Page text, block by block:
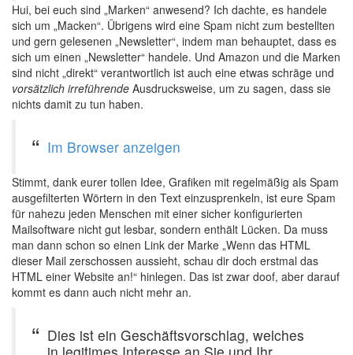
Hui, bei euch sind „Marken“ anwesend? Ich dachte, es handele
sich um „Macken“. Übrigens wird eine Spam nicht zum bestellten
und gern gelesenen „Newsletter“, indem man behauptet, dass es
sich um einen „Newsletter“ handele. Und Amazon und die Marken
sind nicht „direkt“ verantwortlich ist auch eine etwas schräge und
vorsätzlich irreführende Ausdrucksweise, um zu sagen, dass sie
nichts damit zu tun haben.
Im Browser anzeigen
Stimmt, dank eurer tollen Idee, Grafiken mit regelmäßig als Spam
ausgefilterten Wörtern in den Text einzusprenkeln, ist eure Spam
für nahezu jeden Menschen mit einer sicher konfigurierten
Mailsoftware nicht gut lesbar, sondern enthält Lücken. Da muss
man dann schon so einen Link der Marke „Wenn das HTML
dieser Mail zerschossen aussieht, schau dir doch erstmal das
HTML einer Website an!“ hinlegen. Das ist zwar doof, aber darauf
kommt es dann auch nicht mehr an.
Dies ist ein Geschäftsvorschlag, welches